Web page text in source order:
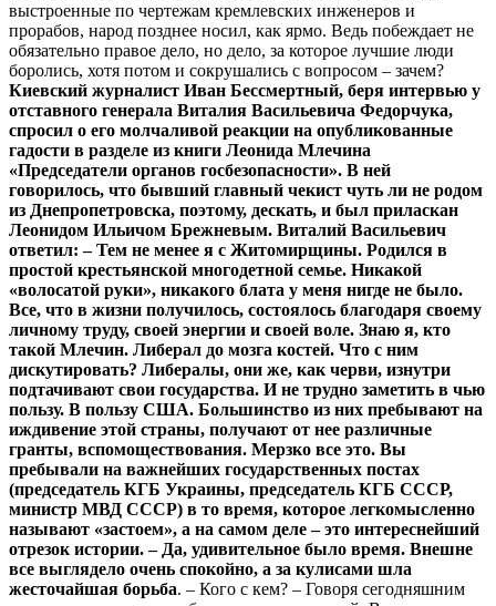
выстроенные по чертежам кремлевских инженеров и
прорабов, народ позднее носил, как ярмо. Ведь побеждает не
обязательно правое дело, но дело, за которое лучшие люди
боролись, хотя потом и сокрушались с вопросом – зачем?
Киевский журналист Иван Бессмертный, беря интервью у
отставного генерала Виталия Васильевича Федорчука,
спросил о его молчаливой реакции на опубликованные
гадости в разделе из книги Леонида Млечина
«Председатели органов госбезопасности». В ней
говорилось, что бывший главный чекист чуть ли не родом
из Днепропетровска, поэтому, дескать, и был приласкан
Леонидом Ильичом Брежневым. Виталий Васильевич
ответил:– Тем не менее я с Житомирщины. Родился в
простой крестьянской многодетной семье. Никакой
«волосатой руки», никакого блата у меня нигде не было.
Все, что в жизни получилось, состоялось благодаря своему
личному труду, своей энергии и своей воле. Знаю я, кто
такой Млечин. Либерал до мозга костей. Что с ним
дискутировать? Либералы, они же, как черви, изнутри
подтачивают свои государства. И не трудно заметить в чью
пользу. В пользу США. Большинство из них пребывают на
иждивение этой страны, получают от нее различные
гранты, вспомоществования. Мерзко все это. Вы
пребывали на важнейших государственных постах
(председатель КГБ Украины, председатель КГБ СССР,
министр МВД СССР) в то время, которое легкомысленно
называют «застоем», а на самом деле – это интереснейший
отрезок истории.– Да, удивительное было время. Внешне
все выглядело очень спокойно, а за кулисами шла
жесточайшая борьба. – Кого с кем? – Говоря сегодняшним